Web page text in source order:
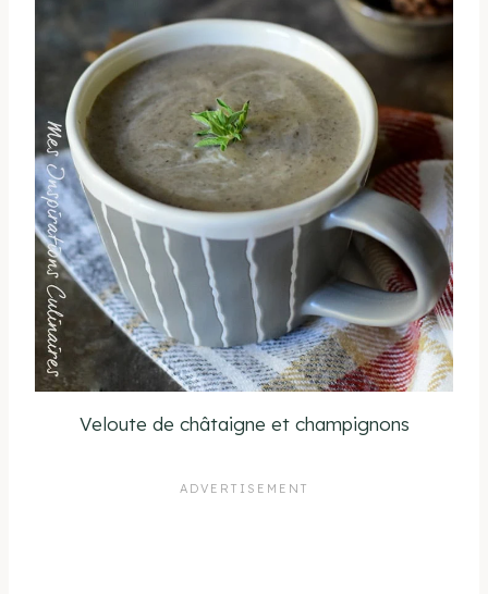
Veloute de châtaigne et champignons